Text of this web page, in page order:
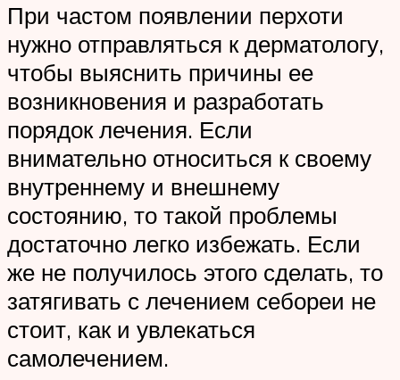
При частом появлении перхоти
нужно отправляться к дерматологу,
чтобы выяснить причины ее
возникновения и разработать
порядок лечения. Если
внимательно относиться к своему
внутреннему и внешнему
состоянию, то такой проблемы
достаточно легко избежать. Если
же не получилось этого сделать, то
затягивать с лечением себореи не
стоит, как и увлекаться
самолечением.